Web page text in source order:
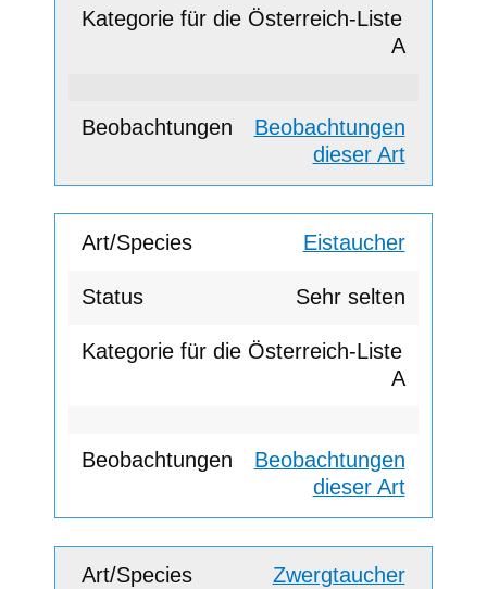
A
Beobachtungen
dieser Art
Eistaucher
Sehr selten
A
Beobachtungen
dieser Art
Zwergtaucher